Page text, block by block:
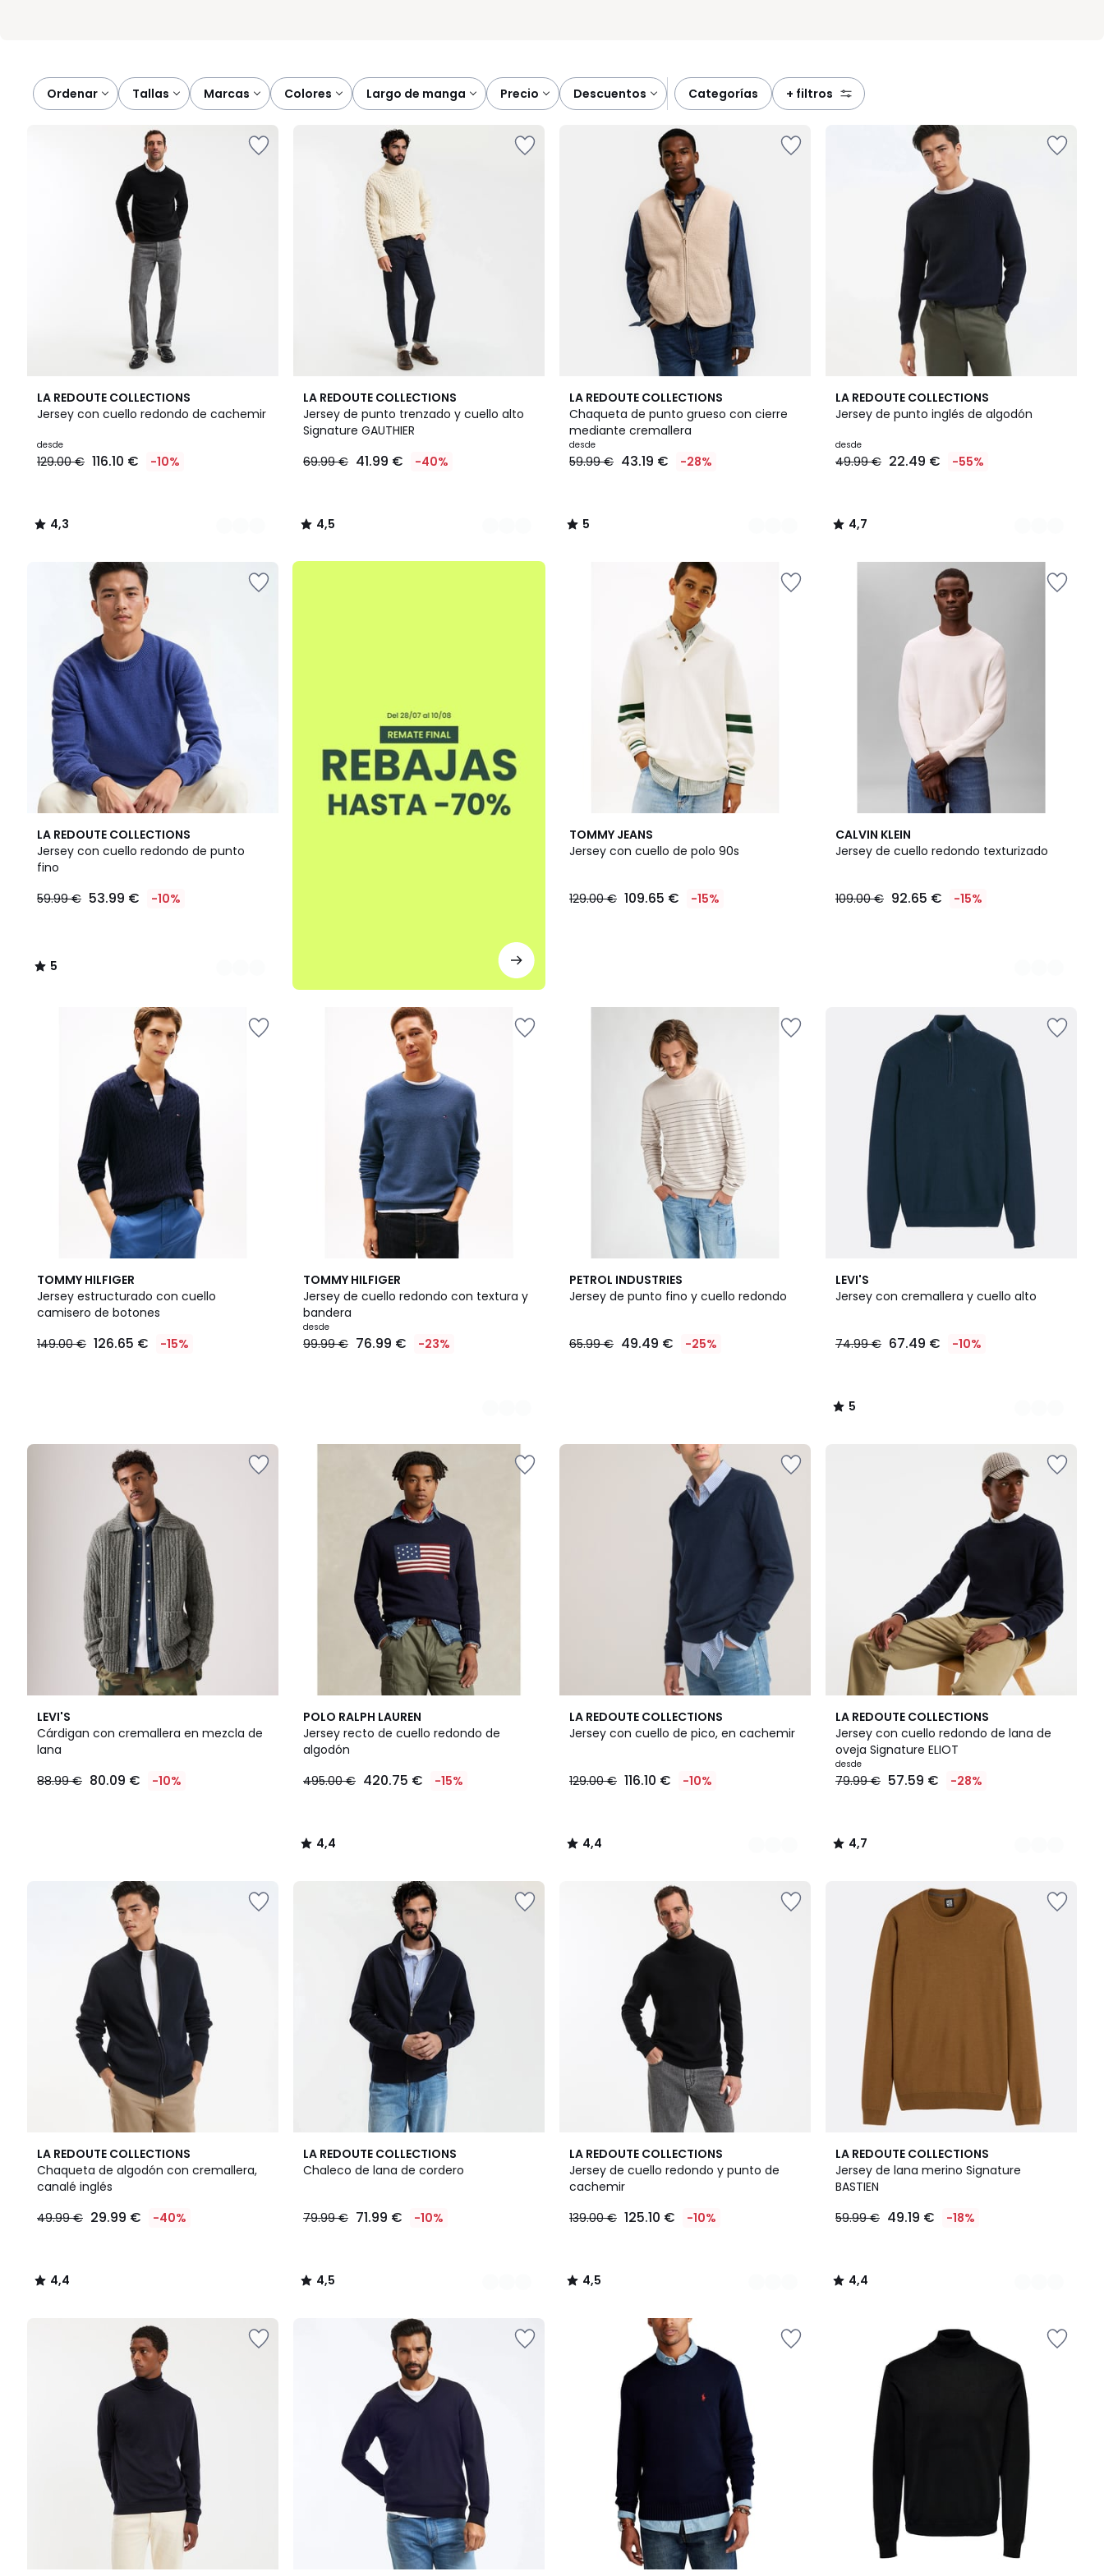
Ordenar tallas marcas colores largo de manga precio descuentos categorías + filtros
LA REDOUTE COLLECTIONS
Jersey con cuello redondo de cachemir
Precio
a
€
descuento
aplicado.
desde
129.00 € 116.10 € -10%
4,3
/ 5
3
Colores
4,3
/
LA REDOUTE COLLECTIONS
Jersey de punto trenzado y cuello alto
Signature GAUTHIER
69.99 € 41.99 € -40%
4,5
/ 5
2
Colores
4,5
/
LA REDOUTE COLLECTIONS
Chaqueta de punto grueso con cierre
mediante cremallera
desde
59.99 € 43.19 € -28%
5
/
5
2
Colores
5
/
LA REDOUTE COLLECTIONS
Jersey de punto inglés de algodón
desde
49.99 € 22.49 € -55%
4,7
/ 5
3
Colores
4,7
/
LA REDOUTE COLLECTIONS
Jersey con cuello redondo de punto
fino
59.99 € 53.99 € -10%
5
/
5
3
Colores
5
/
.
TOMMY JEANS
Jersey con cuello de polo 90s
129.00 € 109.65 € -15%
CALVIN KLEIN
Jersey de cuello redondo texturizado
109.00 € 92.65 € -15%
2
Colores
TOMMY HILFIGER
Jersey estructurado con cuello
camisero de botones
149.00 € 126.65 € -15%
TOMMY HILFIGER
Jersey de cuello redondo con textura y
bandera
desde
99.99 € 76.99 € -23%
2
Colores
PETROL INDUSTRIES
Jersey de punto fino y cuello redondo
65.99 € 49.49 € -25%
LEVI'S
Jersey con cremallera y cuello alto
74.99 € 67.49 € -10%
5
/
2
Colores
5
/
LEVI'S
Cárdigan con cremallera en mezcla de
lana
88.99 € 80.09 € -10%
POLO RALPH LAUREN
Jersey recto de cuello redondo de
algodón
495.00 € 420.75 € -15%
4,4
/ 5
4,4
/
LA REDOUTE COLLECTIONS
Jersey con cuello de pico, en cachemir
129.00 € 116.10 € -10%
4,4
/ 5
2
Colores
4,4
/
LA REDOUTE COLLECTIONS
Jersey con cuello redondo de lana de
oveja Signature ELIOT
desde
79.99 € 57.59 € -28%
4,7
/ 5
3
Colores
4,7
/
LA REDOUTE COLLECTIONS
Chaqueta de algodón con cremallera,
canalé inglés
49.99 € 29.99 € -40%
4,4
/ 5
4,4
/
LA REDOUTE COLLECTIONS
Chaleco de lana de cordero
79.99 € 71.99 € -10%
4,5
/ 5
2
Colores
4,5
/
LA REDOUTE COLLECTIONS
Jersey de cuello redondo y punto de
cachemir
139.00 € 125.10 € -10%
4,5
/ 5
3
Colores
4,5
/
LA REDOUTE COLLECTIONS
Jersey de lana merino Signature
BASTIEN
59.99 € 49.19 € -18%
4,4
/ 5
6
Colores
4,4
/